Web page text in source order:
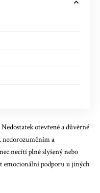
otevřené a důvěrné
nedorozuměním a
necítí plně slyšený nebo
emocionální podporu u jiných